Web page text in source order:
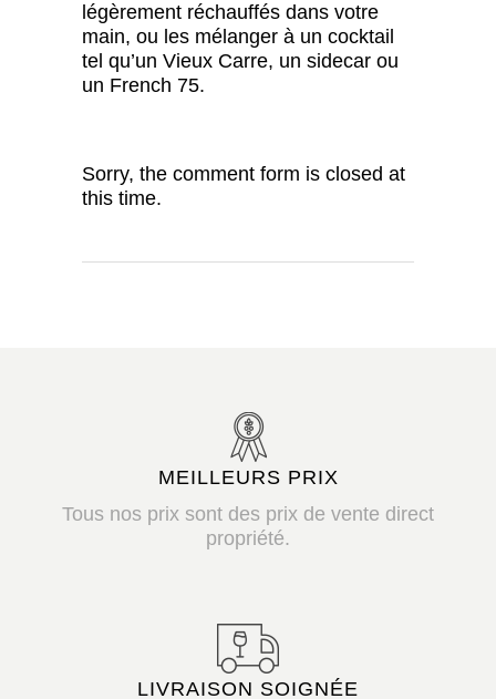
légèrement réchauffés dans votre
main, ou les mélanger à un cocktail
tel qu’un Vieux Carre, un sidecar ou
un French 75.
Sorry, the comment form is closed at
this time.
MEILLEURS PRIX
Tous nos prix sont des prix de vente direct
propriété.
LIVRAISON SOIGNÉE